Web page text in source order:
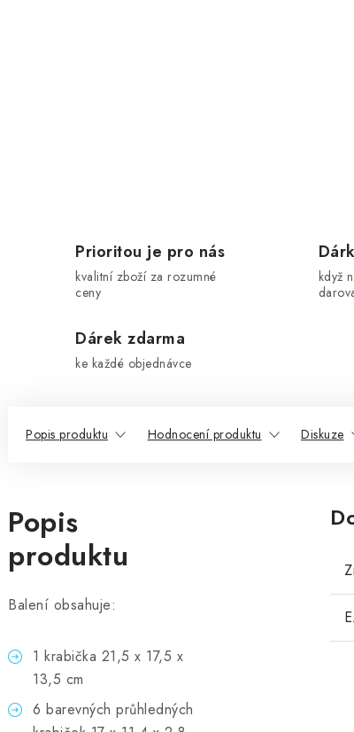
Prioritou je pro nás
kvalitní zboží za rozumné
ceny
když
Dárek zdarma
ke každé objednávce
Popis produktu Hodnocení produktu Diskuze
Popis
produktu
Balení obsahuje:
1 krabička 21,5 x 17,5 x
13,5 cm
6 barevných průhledných